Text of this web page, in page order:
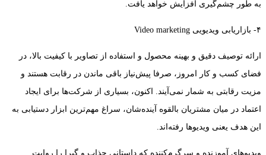
به طور چشم‌گیری افزایش خواهد یافت.
۴- بازاریابی ویدیویی Video marketing
ارائه توصیف دقیق و بهینه محصول و استفاده از تصاویر با کیفیت بالا، در
فضای کسب و کار امروز، صرفا پیش‌نیاز باقی ماندن در رقابت هستند و
مزیت رقابتی به شمار نمی‌آیند. اکنون، بسیاری از شرکت‌ها برای ایجاد
اعتماد در میان مشتریان بالقوه آینده‌شان، سراغ مهم‌ترین ابزار دستیابی به
این هدف یعنی ویدیوها رفته‌اند.
ویدیوهای آموزنده و سرگرم‌کننده که داستانی جذاب و گیرا را روایت